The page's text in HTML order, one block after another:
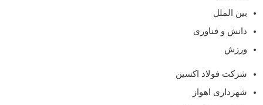
بین الملل
دانش و فناوری
ورزش
شرکت فولاد اکسین
شهرداری اهواز